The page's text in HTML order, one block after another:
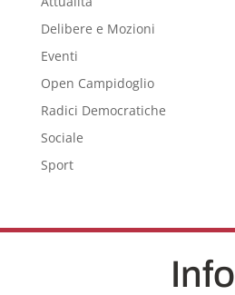
Delibere e Mozioni
Eventi
Open Campidoglio
Radici Democratiche
Sociale
Sport
Info